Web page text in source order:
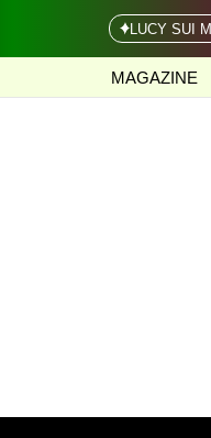
LUCY SUI
MAGAZINE